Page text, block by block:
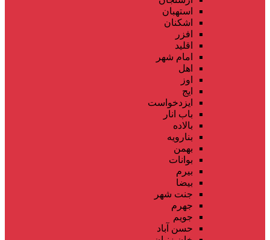
استهبان
اشکنان
افزر
اقلید
امام شهر
اهل
اوز
ایج
ایزدخواست
باب انار
بالاده
بنارویه
بهمن
بوانات
بیرم
بیضا
جنت شهر
جهرم
جویم
حسن آباد